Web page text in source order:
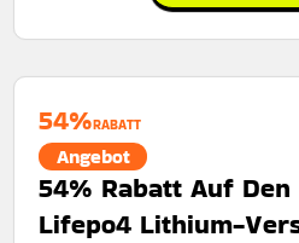
54%RABATT
Angebot
54% Rabatt Auf Den
Lifepo4 Lithium-